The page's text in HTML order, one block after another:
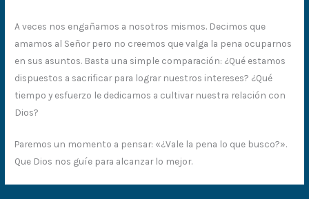
A veces nos engañamos a nosotros mismos. Decimos que
amamos al Señor pero no creemos que valga la pena ocuparnos
en sus asuntos. Basta una simple comparación: ¿Qué estamos
dispuestos a sacrificar para lograr nuestros intereses? ¿Qué
tiempo y esfuerzo le dedicamos a cultivar nuestra relación con
Dios?
Paremos un momento a pensar: «¿Vale la pena lo que busco?».
Que Dios nos guíe para alcanzar lo mejor.